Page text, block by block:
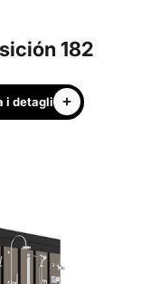
182
i detagli